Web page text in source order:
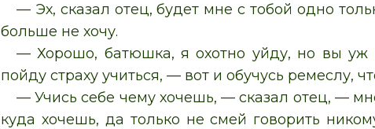
— Эх, сказал отец, будет мне с тобой одно
больше не хочу.
— Хорошо, батюшка, я охотно уйду, но вы уж
пойду страху учиться, — вот и обучусь ремеслу,
— Учись себе чему хочешь, — сказал отец, —
куда хочешь, да только не смей говорить